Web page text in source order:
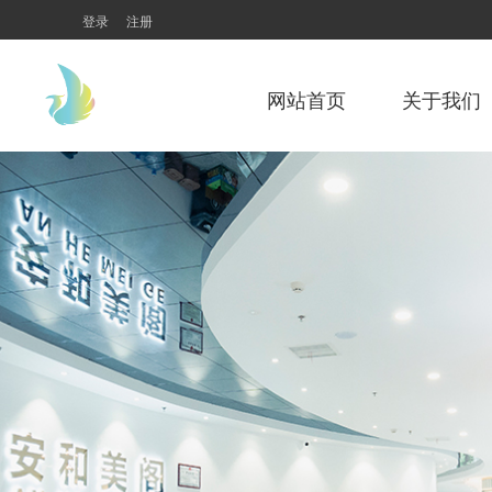
登录 注册
网站首页 关于我们